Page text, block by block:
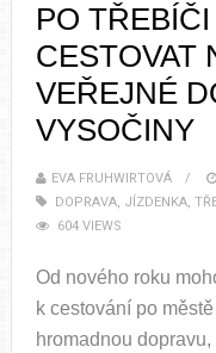
PO
CESTOVAT
VEŘEJNÉ
VYSOČINY
EVA FRUHWIRTOVÁ
DOPRAVA, JÍZDENKA,
604 VIEWS
Od nového roku
k cestování po
hromadnou